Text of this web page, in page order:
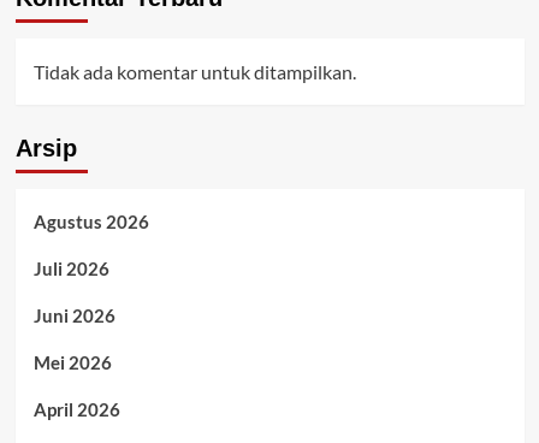
Tidak ada komentar untuk ditampilkan.
Arsip
Agustus 2026
Juli 2026
Juni 2026
Mei 2026
April 2026